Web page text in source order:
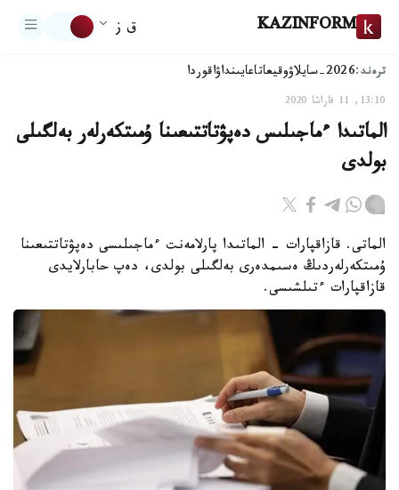
KAZINFORM ق ز
ترەند:2026-سايلاۋ وقيعاتاعايىنداۋاقوردا
13:10, 11 قاراشا 2020
الماتىدا ءماجىلىس دەپۋتاتتىعىنا ۇمىتكەرلەر بەلگىلى
بولدى
الماتى. قازاقپارات - الماتىدا پارلامەنت ءماجىلىسى دەپۋتاتتىعىنا
ۇمىتكەرلەردىڭ ەسىمدەرى بەلگىلى بولدى، دەپ حابارلايدى
قازاقپارات ءتىلشىسى.